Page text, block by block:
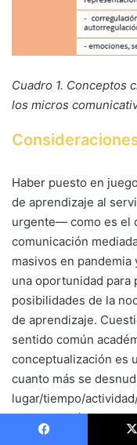
Cuadro 1. Conceptos
los micros
Haber puesto en
de aprendizaje al
urgente— como es el
comunicación
masivos en
una oportunidad para
posibilidades de la
de aprendizaje.
sentido común
conceptualización es
cuanto más se
lugar/tiempo/
poder epistémico de
En efecto, plasmar